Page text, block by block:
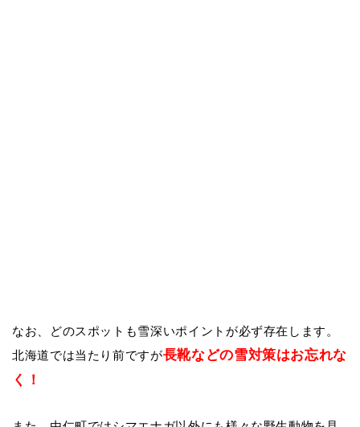
なお、どのスポットも雪深いポイントが必ず存在します。
北海道では当たり前ですが長靴などの雪対策はお忘れな
く！